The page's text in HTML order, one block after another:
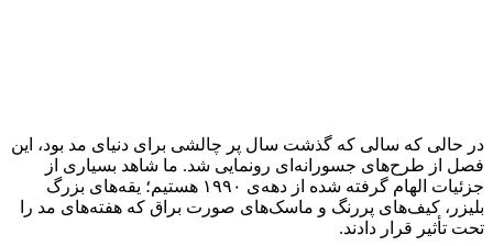
در حالی که سالی که گذشت سال پر چالشی برای دنیای مد بود، این
فصل از طرح‌های جسورانه‌ای رونمایی شد. ما شاهد بسیاری از
جزئیات الهام گرفته شده از دهه‌ی ۱۹۹۰ هستیم؛ یقه‌های بزرگ
بلیزر، کیف‌های پر‌رنگ و ماسک‌های صورت براق که هفته‌های مد را
تحت تأثیر قرار دادند.